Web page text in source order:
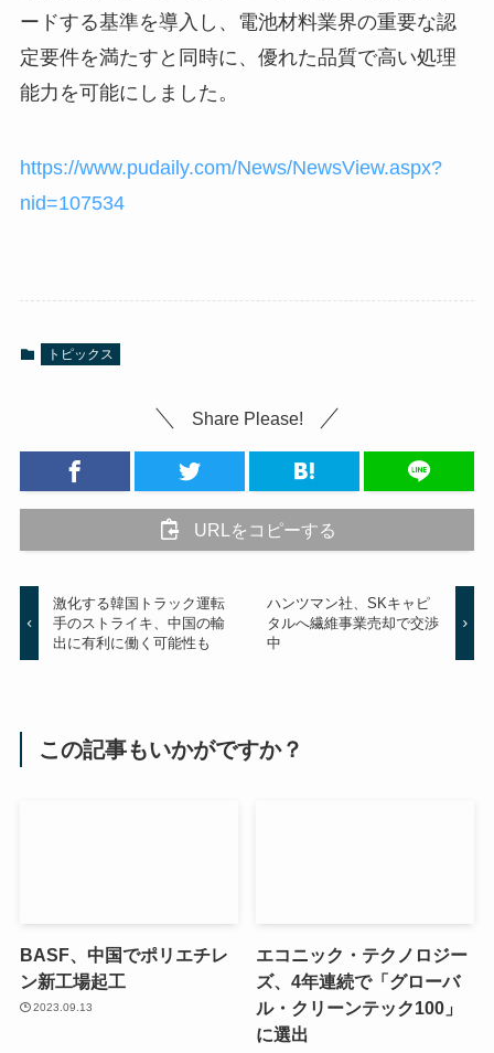
ードする基準を導入し、電池材料業界の重要な認
定要件を満たすと同時に、優れた品質で高い処理
能力を可能にしました。
https://www.pudaily.com/News/NewsView.aspx?
nid=107534
トピックス
Share Please!
URLをコピーする
激化する韓国トラック運転
手のストライキ、中国の輸
出に有利に働く可能性も
ハンツマン社、SKキャピ
タルへ繊維事業売却で交渉
中
この記事もいかがですか？
BASF、中国でポリエチレ
ン新工場起工
2023.09.13
エコニック・テクノロジー
ズ、4年連続で「グローバ
ル・クリーンテック100」
に選出